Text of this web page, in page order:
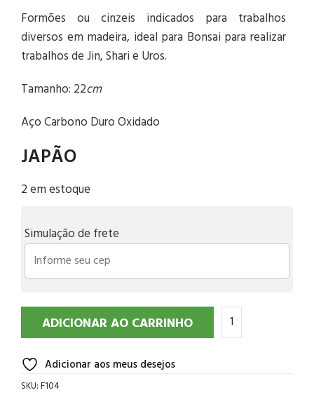
Formões ou cinzeis indicados para trabalhos
diversos em madeira, ideal para Bonsai para realizar
trabalhos de Jin, Shari e Uros.
Tamanho: 22cm
Aço Carbono Duro Oxidado
JAPÃO
2 em estoque
Simulação de frete
ADICIONAR AO CARRINHO
Adicionar aos meus desejos
SKU:F104